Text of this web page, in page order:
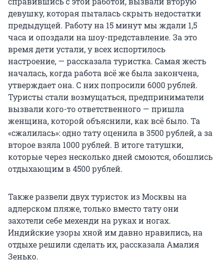
девушку, которая пыталась скрыть недостатки
предыдущей. Работу на 15 минут мы ждали 1,5
часа и опоздали на шоу-представление. За это
время дети устали, у всех испортилось
настроение, — рассказала туристка. Самая жесть
началась, когда работа всё же была закончена,
утверждает она. С них попросили 6000 рублей.
Туристы стали возмущаться, предприниматели
вызвали кого-то ответственного — пришла
женщина, которой объяснили, как всё было. Та
«сжалилась»: одно тату оценила в 3500 рублей, а за
второе взяла 1000 рублей. В итоге татушки,
которые через несколько дней смоются, обошлись
отдыхающим в 4500 рублей.
Также развели двух туристок из Москвы на
адлерском пляже, только вместо тату они
захотели себе мехенди на руках и ногах.
Индийские узоры хной им давно нравились, на
отдыхе решили сделать их, рассказала Амалия
Зенько.